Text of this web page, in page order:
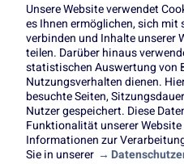
Unsere Website verwendet
es Ihnen ermöglichen, sich mit
verbinden und Inhalte unserer
teilen. Darüber hinaus
statistischen Auswertung von
Nutzungsverhalten dienen.
besuchte Seiten,
Nutzer gespeichert. Diese
Funktionalität unserer
Informationen zur
Sie in unserer
Meal-Prep mit
Büro und